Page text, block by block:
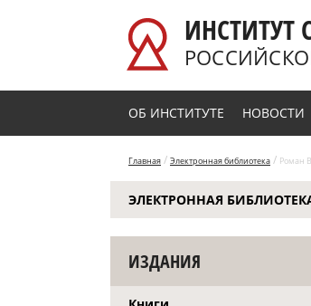
ИНСТИТУТ
ОБ ИНСТИТУТЕ НОВОСТИ
Главная / Электронная библиотека / Роман
ЭЛЕКТРОННАЯ
ИЗДАНИЯ